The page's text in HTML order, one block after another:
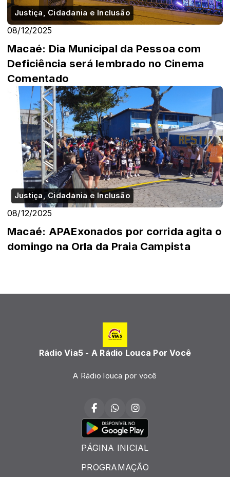
Justiça, Cidadania e Inclusão
08/12/2025
Macaé: Dia Municipal da Pessoa com
Deficiência será lembrado no Cinema
Comentado
Justiça, Cidadania e Inclusão
08/12/2025
Macaé: APAExonados por corrida agita o
domingo na Orla da Praia Campista
Rádio Via5 - A Rádio Louca Por Você
A Rádio louca por você
PÁGINA INICIAL
PROGRAMAÇÃO